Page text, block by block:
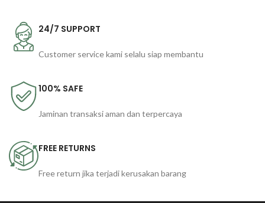
24/7 SUPPORT
Customer service kami selalu siap membantu
100% SAFE
Jaminan transaksi aman dan terpercaya
FREE RETURNS
Free return jika terjadi kerusakan barang